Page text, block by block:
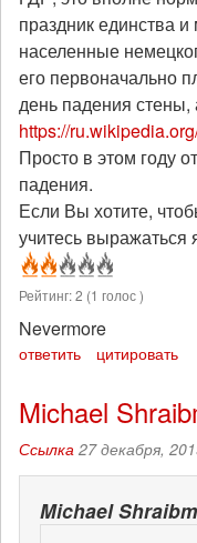
праздник единства
населенные
его первоначально
день падения стены,
https://
Просто в этом году
падения.
Если Вы хотите,
учитесь выражаться
Рейтинг:2 (1 голос )
Nevermore
ответить цитировать
Michael
Ссылка 27 декабря,
Michael